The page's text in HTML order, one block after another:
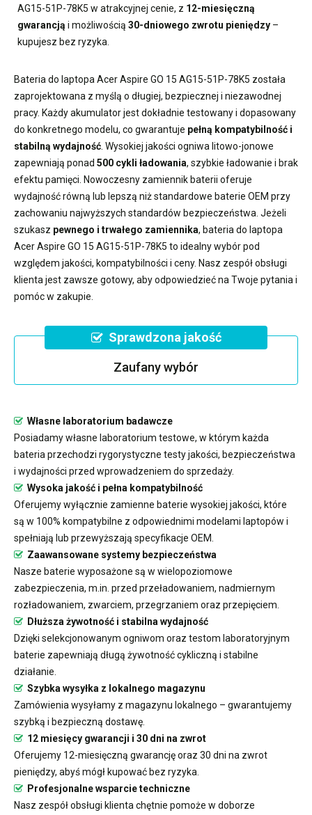
AG15-51P-78K5 w atrakcyjnej cenie, z 12-miesięczną
gwarancją i możliwością 30-dniowego zwrotu pieniędzy –
kupujesz bez ryzyka.
Bateria do laptopa Acer Aspire GO 15 AG15-51P-78K5 została
zaprojektowana z myślą o długiej, bezpiecznej i niezawodnej
pracy. Każdy akumulator jest dokładnie testowany i dopasowany
do konkretnego modelu, co gwarantuje pełną kompatybilność i
stabilną wydajność . Wysokiej jakości ogniwa litowo-jonowe
zapewniają ponad 500 cykli ładowania, szybkie ładowanie i brak
efektu pamięci. Nowoczesny zamiennik baterii oferuje
wydajność równą lub lepszą niż standardowe baterie OEM przy
zachowaniu najwyższych standardów bezpieczeństwa. Jeżeli
szukasz pewnego i trwałego zamiennika, bateria do laptopa
Acer Aspire GO 15 AG15-51P-78K5 to idealny wybór pod
względem jakości, kompatybilności i ceny. Nasz zespół obsługi
klienta jest zawsze gotowy, aby odpowiedzieć na Twoje pytania i
pomóc w zakupie.
Sprawdzona jakość
Zaufany wybór
Własne laboratorium badawcze
Posiadamy własne laboratorium testowe, w którym każda
bateria przechodzi rygorystyczne testy jakości, bezpieczeństwa
i wydajności przed wprowadzeniem do sprzedaży.
Wysoka jakość i pełna kompatybilność
Oferujemy wyłącznie zamienne baterie wysokiej jakości, które
są w 100% kompatybilne z odpowiednimi modelami laptopów i
spełniają lub przewyższają specyfikacje OEM.
Zaawansowane systemy bezpieczeństwa
Nasze baterie wyposażone są w wielopoziomowe
zabezpieczenia, m.in. przed przeładowaniem, nadmiernym
rozładowaniem, zwarciem, przegrzaniem oraz przepięciem.
Dłuższa żywotność i stabilna wydajność
Dzięki selekcjonowanym ogniwom oraz testom laboratoryjnym
baterie zapewniają długą żywotność cykliczną i stabilne
działanie.
Szybka wysyłka z lokalnego magazynu
Zamówienia wysyłamy z magazynu lokalnego – gwarantujemy
szybką i bezpieczną dostawę.
12 miesięcy gwarancji i 30 dni na zwrot
Oferujemy 12-miesięczną gwarancję oraz 30 dni na zwrot
pieniędzy, abyś mógł kupować bez ryzyka.
Profesjonalne wsparcie techniczne
Nasz zespół obsługi klienta chętnie pomoże w doborze